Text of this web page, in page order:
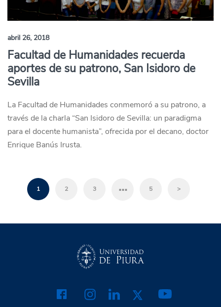
abril 26, 2018
Facultad de Humanidades recuerda
aportes de su patrono, San Isidoro de
Sevilla
La Facultad de Humanidades conmemoró a su patrono, a
través de la charla “San Isidoro de Sevilla: un paradigma
para el docente humanista”, ofrecida por el decano, doctor
Enrique Banús Irusta.
1 2 3 … 5 >